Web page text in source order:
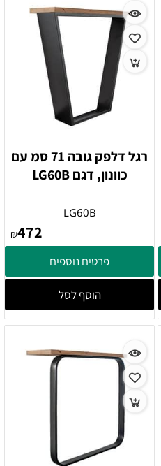
רגל דלפק גובה 71 סמ עם
כוונון, דגם LG60B
LG60B
₪472
פרטים נוספים
הוסף לסל